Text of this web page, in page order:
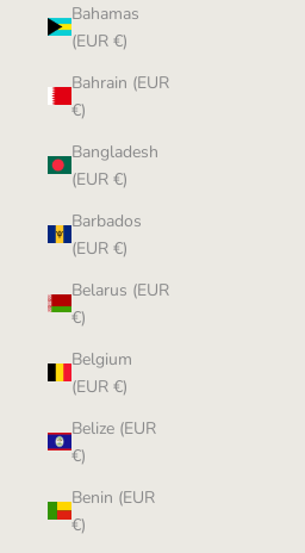
Bahamas
(EUR €)
Bahrain (EUR
€)
Bangladesh
(EUR €)
Barbados
(EUR €)
Belarus (EUR
€)
Belgium
(EUR €)
Belize (EUR
€)
Benin (EUR
€)